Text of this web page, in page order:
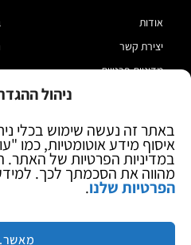
ניהול
באתר זה נעשה שימוש בכלי
איסוף מידע אוטומטיות, כמו
במדיניות הפרטיות של
מהווה את הסכמתך לכך. למידע
הפרטיות שלנו.
אודות
יצירת קשר
מדיניות פרטיות
בלוג